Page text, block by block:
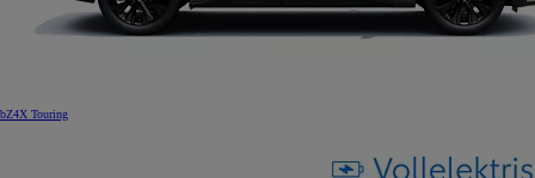
bZ4X Touring